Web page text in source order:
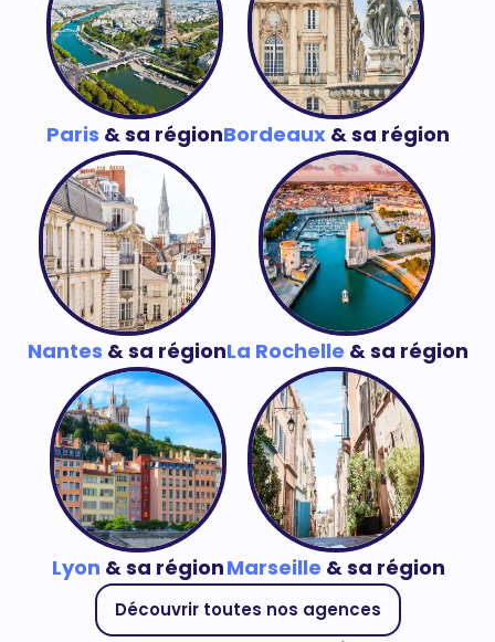
Paris & sa régionBordeaux& sa région
Nantes & sa régionLa Rochelle & sa région
Lyon & sa régionMarseille & sa région
Découvrir toutes nos agences